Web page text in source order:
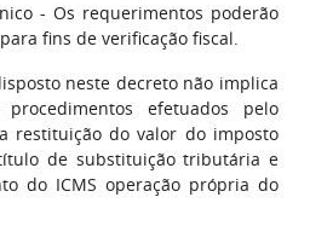
- Os requerimentos poderão
fins de verificação fiscal.
neste decreto não implica
procedimentos efetuados pelo
restituição do valor do imposto
de substituição tributária e
do ICMS operação própria do